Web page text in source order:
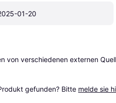
01-20
von verschiedenen externen
gefunden? Bitte melde sie